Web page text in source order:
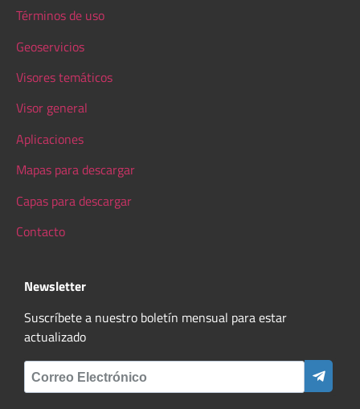
Términos de uso
Geoservicios
Visores temáticos
Visor general
Aplicaciones
Mapas para descargar
Capas para descargar
Contacto
Newsletter
Suscríbete a nuestro boletín mensual para estar
actualizado